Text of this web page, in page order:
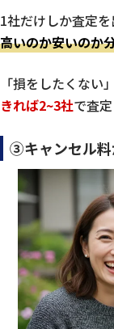
1社だけしか査定
高いのか安いのか
「損をしたくない
きれば2~3社で査定
③キャンセル料